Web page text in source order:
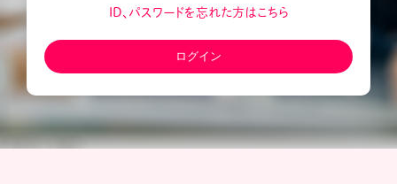
ID、パスワードを忘れた方はこちら